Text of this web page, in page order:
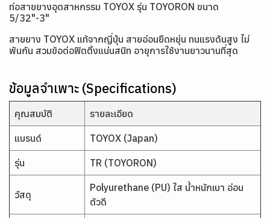
ท่อสายยางอุตสาหกรรม TOYOX รุ่น TOYORON ขนาด
5/32"-3"
สายยาง TOYOX แท้จากญี่ปุ่น สายอ่อนยืดหยุ่น ทนแรงดันสูง ไม่
พันกัน สวมข้อต่อฟิตติ้งแน่นสนิท อายุการใช้งานยาวนานที่สุด
ข้อมูลจำเพาะ (Specifications)
คุณสมบัติ รายละเอียด
แบรนด์ TOYOX (Japan)
รุ่น TR (TOYORON)
วัสดุ
Polyurethane (PU) ใส น้ำหนักเบา อ่อน
ตัวดี